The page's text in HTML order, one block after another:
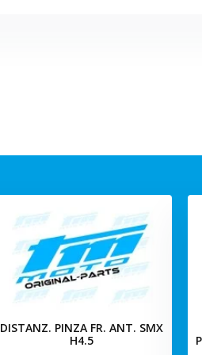
DISTANZ. PINZA FR. ANT. SMX
H4.5